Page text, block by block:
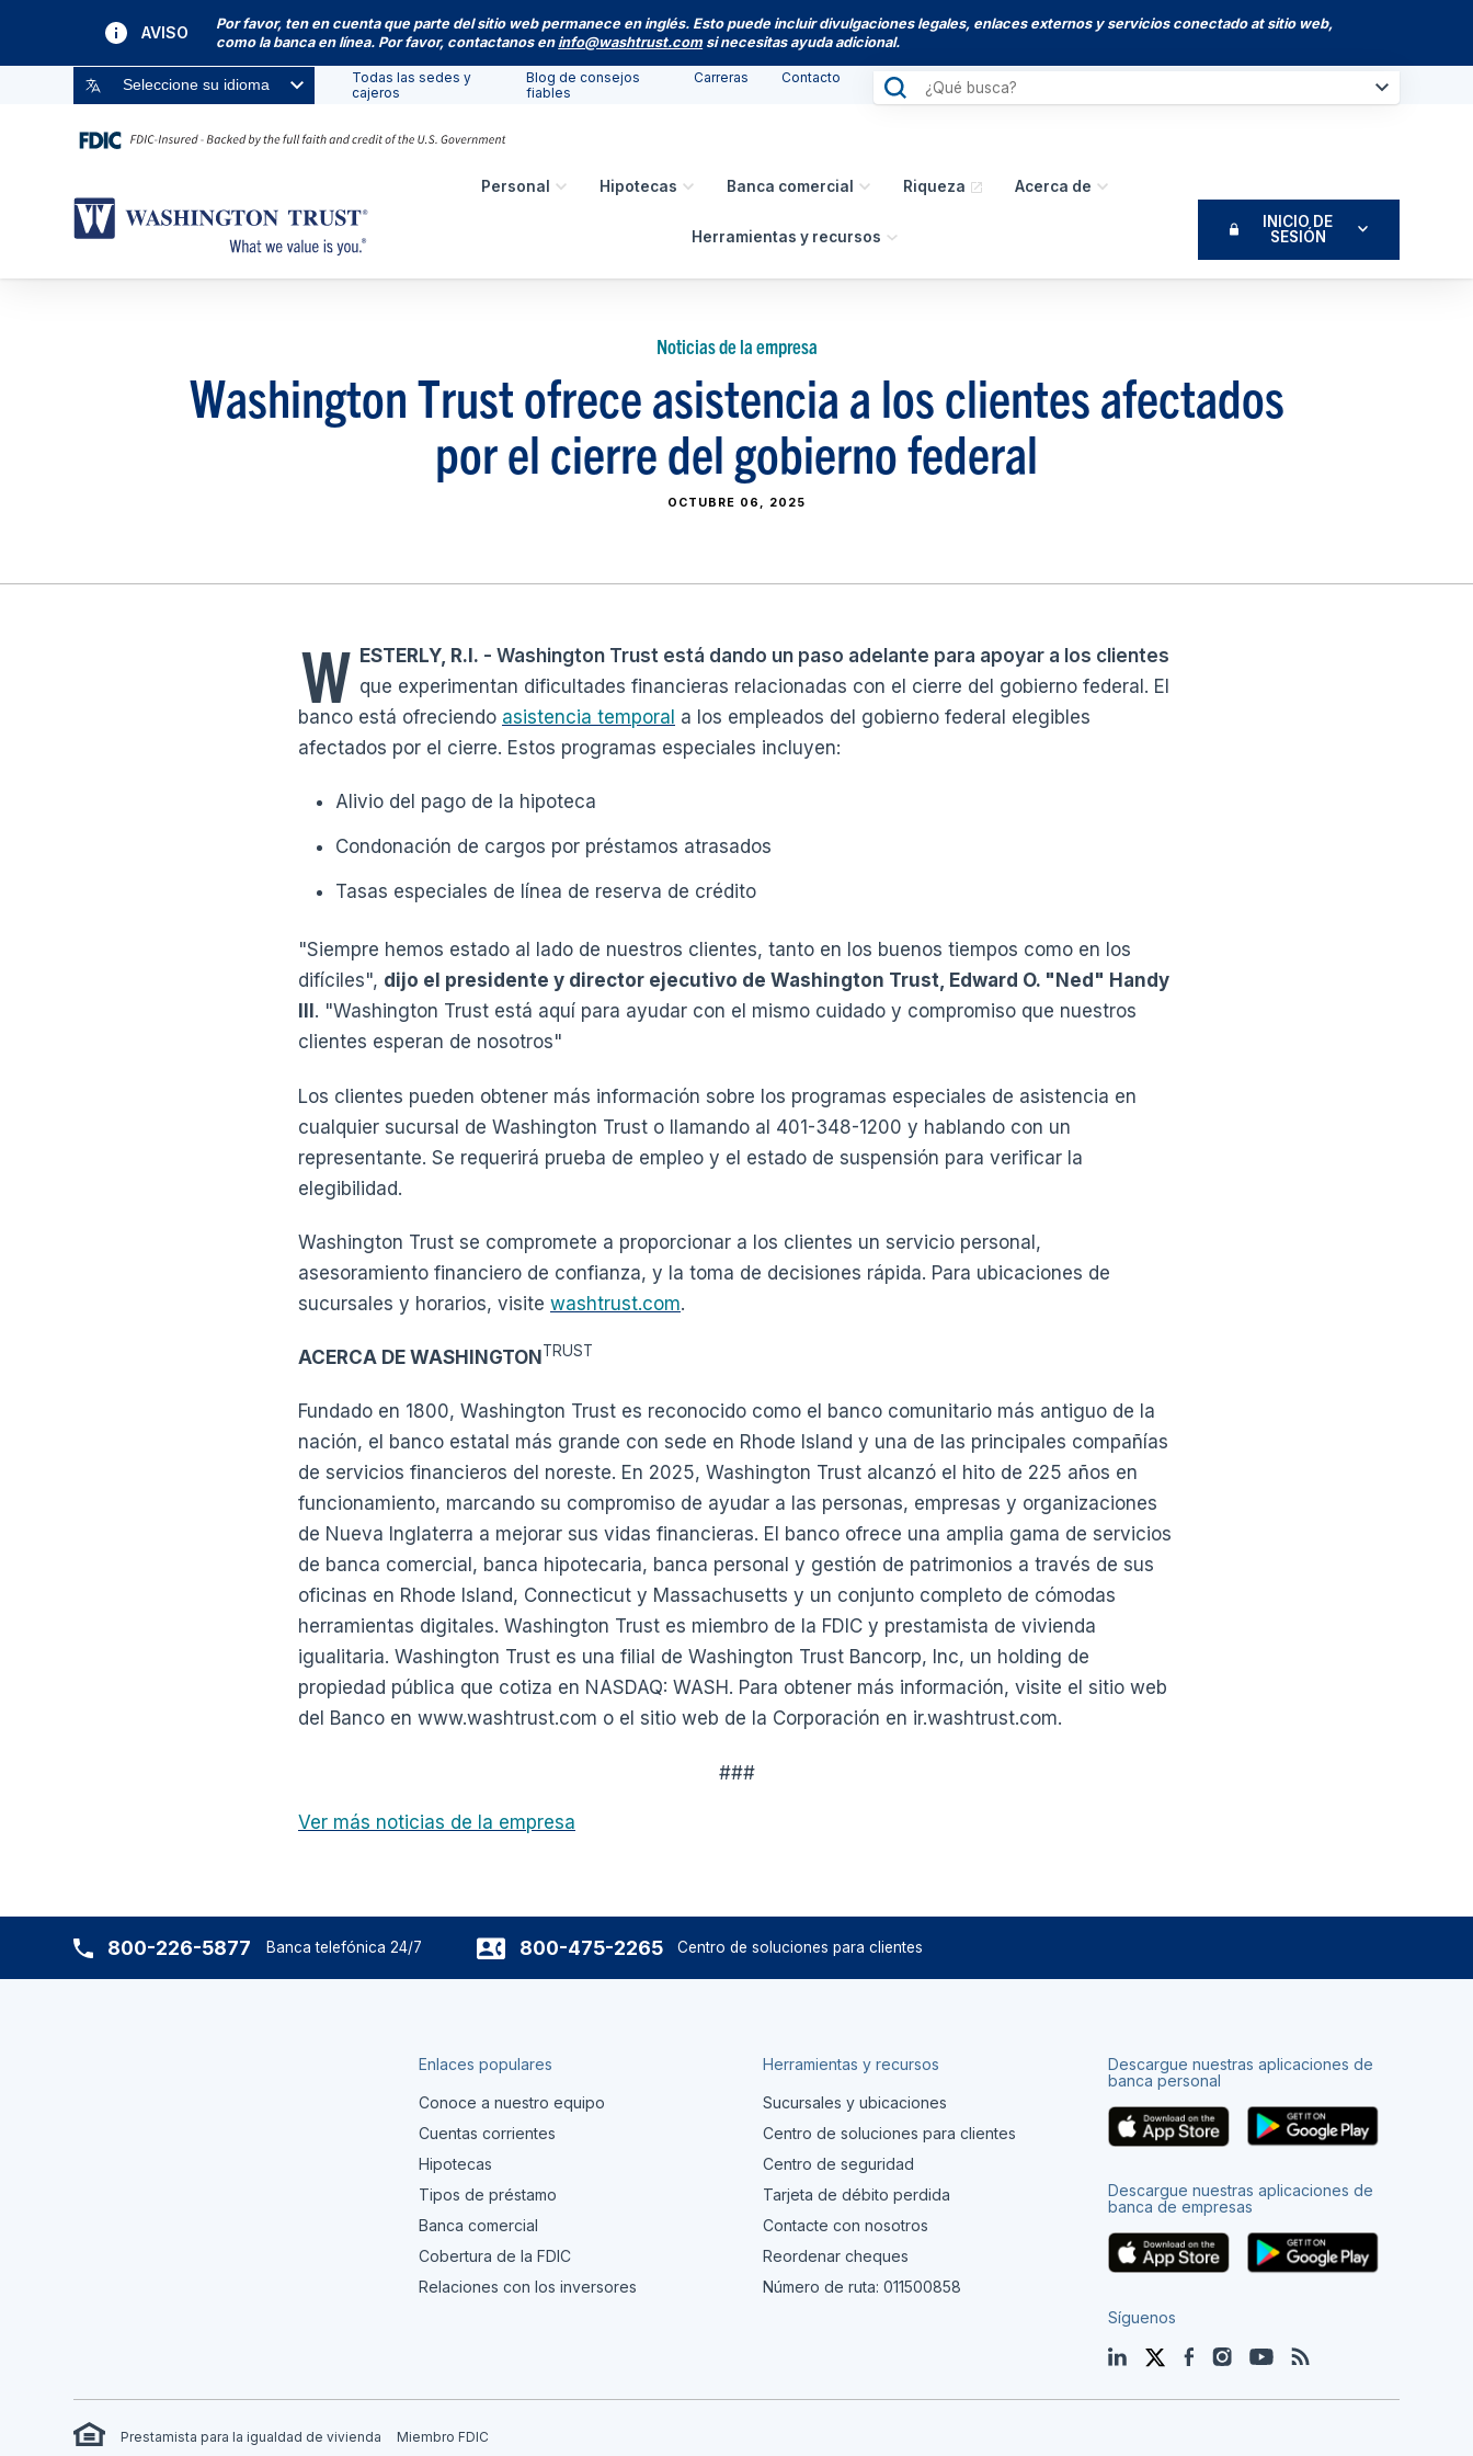
AVISO
Por favor, ten en cuenta que parte del sitio web permanece en inglés. Esto puede incluir divulgaciones legales, enlaces externos y servicios conectado at sitio web,
como la banca en línea. Por favor, contactanos en info@washtrust.com si necesitas ayuda adicional.
Seleccione su idioma
Todas las sedes y
cajeros
Blog de consejos
fiables
Carreras Contacto
Personal Hipotecas Banca comercial Riqueza Acerca de
Herramientas y recursos
INICIO DE
SESIÓN
Noticias de la empresa
Washington Trust ofrece asistencia a los clientes afectados
por el cierre del gobierno federal
OCTUBRE 06, 2025
W ESTERLY, R.I. - Washington Trust está dando un paso adelante para apoyar a los clientes
que experimentan dificultades financieras relacionadas con el cierre del gobierno federal. El
banco está ofreciendo asistencia temporal a los empleados del gobierno federal elegibles
afectados por el cierre. Estos programas especiales incluyen:
Alivio del pago de la hipoteca
Condonación de cargos por préstamos atrasados
Tasas especiales de línea de reserva de crédito
"Siempre hemos estado al lado de nuestros clientes, tanto en los buenos tiempos como en los
difíciles", dijo el presidente y director ejecutivo de Washington Trust, Edward O. "Ned" Handy
. "Washington Trust está aquí para ayudar con el mismo cuidado y compromiso que nuestros
clientes esperan de nosotros"
Los clientes pueden obtener más información sobre los programas especiales de asistencia en
cualquier sucursal de Washington Trust o llamando al 401-348-1200 y hablando con un
representante. Se requerirá prueba de empleo y el estado de suspensión para verificar la
elegibilidad.
Washington Trust se compromete a proporcionar a los clientes un servicio personal,
asesoramiento financiero de confianza, y la toma de decisiones rápida. Para ubicaciones de
sucursales y horarios, visite washtrust.com.
ACERCA DE WASHINGTON TRUST
Fundado en 1800, Washington Trust es reconocido como el banco comunitario más antiguo de la
nación, el banco estatal más grande con sede en Rhode Island y una de las principales compañías
de servicios financieros del noreste. En 2025, Washington Trust alcanzó el hito de 225 años en
funcionamiento, marcando su compromiso de ayudar a las personas, empresas y organizaciones
de Nueva Inglaterra a mejorar sus vidas financieras. El banco ofrece una amplia gama de servicios
de banca comercial, banca hipotecaria, banca personal y gestión de patrimonios a través de sus
oficinas en Rhode Island, Connecticut y Massachusetts y un conjunto completo de cómodas
herramientas digitales. Washington Trust es miembro de la FDIC y prestamista de vivienda
igualitaria. Washington Trust es una filial de Washington Trust Bancorp, Inc, un holding de
propiedad pública que cotiza en NASDAQ: WASH. Para obtener más información, visite el sitio web
del Banco en www.washtrust.com o el sitio web de la Corporación en ir.washtrust.com.
###
Ver más noticias de la empresa
800-226-5877 Banca telefónica 24/7 800-475-2265 Centro de soluciones para clientes
Enlaces populares
Conoce a nuestro equipo
Cuentas corrientes
Hipotecas
Tipos de préstamo
Banca comercial
Cobertura de la FDIC
Relaciones con los inversores
Herramientas y recursos
Sucursales y ubicaciones
Centro de soluciones para clientes
Centro de seguridad
Tarjeta de débito perdida
Contacte con nosotros
Reordenar cheques
Número de ruta: 011500858
Descargue nuestras aplicaciones de
banca personal
Descargue nuestras aplicaciones de
banca de empresas
Síguenos
LinkedInTwitterFacebook
InstagramYouTube
Blog
Prestamista para la igualdad de vivienda Miembro FDIC